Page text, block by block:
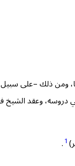
ذلك –على سبيل
دروسه، وعقد
1
.